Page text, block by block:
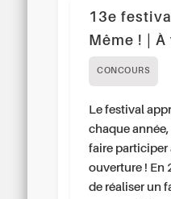
13e
Même ! |
CONCOURS
Le festival
chaque
faire participer
ouverture ! En
de réaliser un